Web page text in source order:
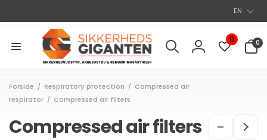
p
r
o
EN
Log
0 0
0
varer
Forside / Respiratory protection / Compressed air
respirator / Compressed air filters
Compressed air filters